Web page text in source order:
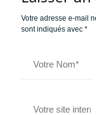
Votre adresse e-mail
sont indiqués avec *